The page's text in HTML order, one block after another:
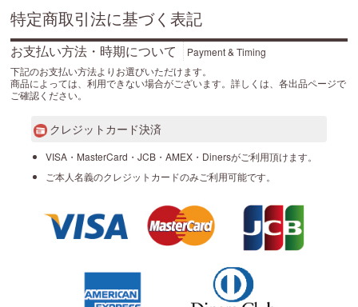
特定商取引法に基づく表記
お支払い方法・時期について
Payment & Timing
下記のお支払い方法よりお選びいただけます。
商品によっては、利用できない場合がございます。詳しくは、各出品ページで
ご確認ください。
クレジットカード決済
VISA・MasterCard・JCB・AMEX・Dinersがご利用頂けます。
ご本人名義のクレジットカードのみご利用可能です。